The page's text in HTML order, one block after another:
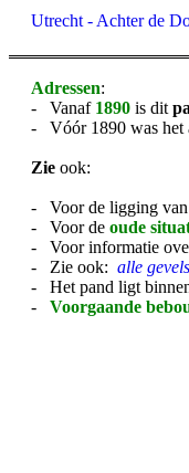
Utrecht - Achter de
Adressen:
- Vanaf 1890 is dit
- Vóór 1890 was het
Zie ook:
- Voor de ligging van
- Voor de oude
- Voor informatie
- Zie ook: alle
- Het pand ligt
- Voorgaande